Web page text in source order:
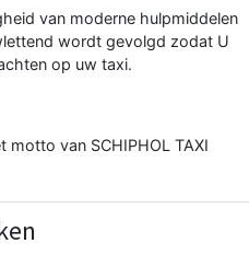
van moderne hulpmiddelen
wordt gevolgd zodat U
op uw taxi.
motto van SCHIPHOL TAXI